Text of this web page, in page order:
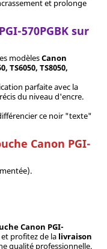
et prolonge
570PGBK sur
modèlesCanon
TS6050, TS8050,
parfaite avec la
du niveau d'encre.
ce noir "texte"
Canon PGI-
Canon PGI-
et profitez de la livraison
qualité professionnelle.